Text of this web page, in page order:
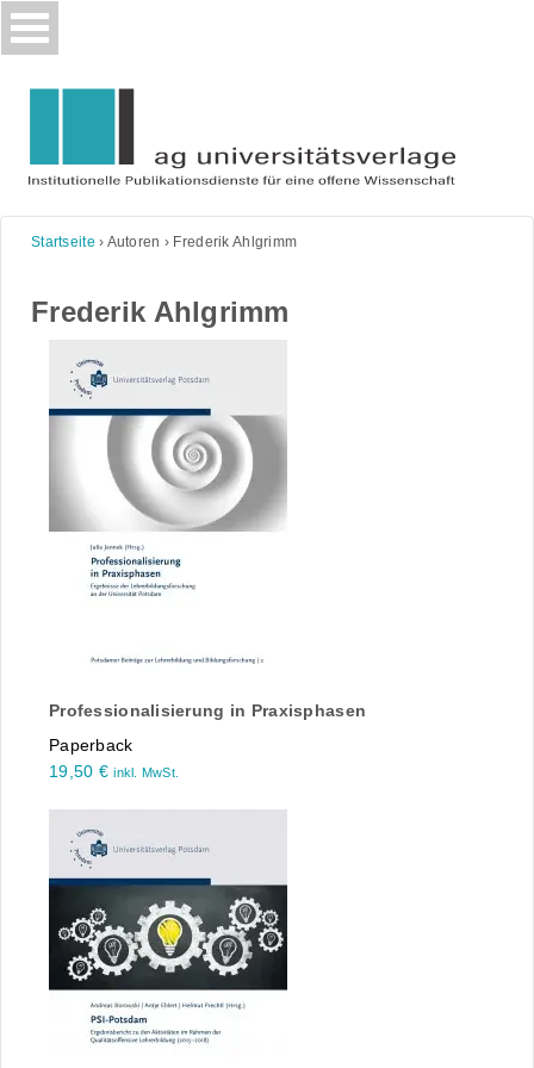
Skip
to
Startseite › Autoren › Frederik Ahlgrimm
Frederik Ahlgrimm
Professionalisierung in Praxisphasen
Paperback
19,50 € inkl. MwSt.